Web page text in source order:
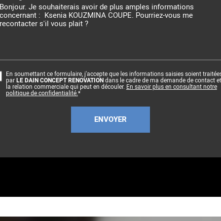
En soumettant ce formulaire, j'accepte que les informations saisies soient
parLE DAIN CONCEPT RENOVATIONdans le cadre de ma demande de contact
la relation commerciale qui peut en découler. En savoir plus en consultant notre
politique de confidentialité.*